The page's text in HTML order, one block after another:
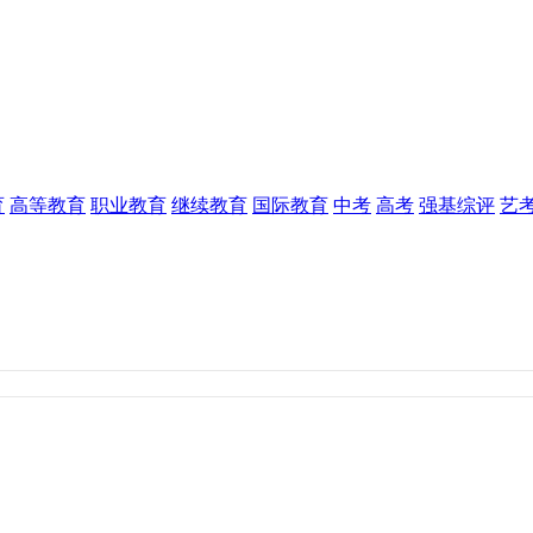
高等教育 职业教育 继续教育 国际教育 中考 高考 强基综评 艺